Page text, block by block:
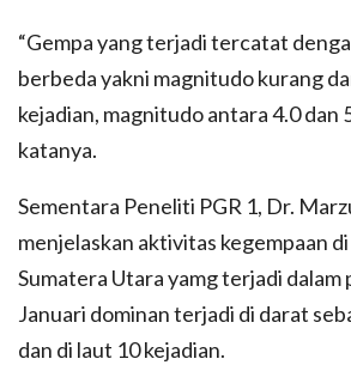
“Gempa yang terjadi tercatat
berbeda yakni magnitudo kurang
kejadian, magnitudo antara 4.0 dan
katanya.
Sementara Peneliti PGR 1, Dr.
menjelaskan aktivitas kegempaan
Sumatera Utara yamg terjadi dalam
Januari dominan terjadi di darat
dan di laut 10 kejadian.